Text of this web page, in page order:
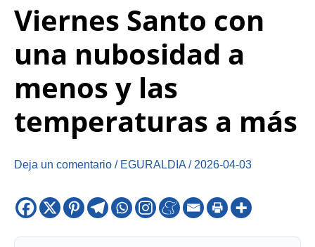
Viernes Santo con
una nubosidad a
menos y las
temperaturas a más
Deja un comentario / EGURALDIA / 2026-04-03